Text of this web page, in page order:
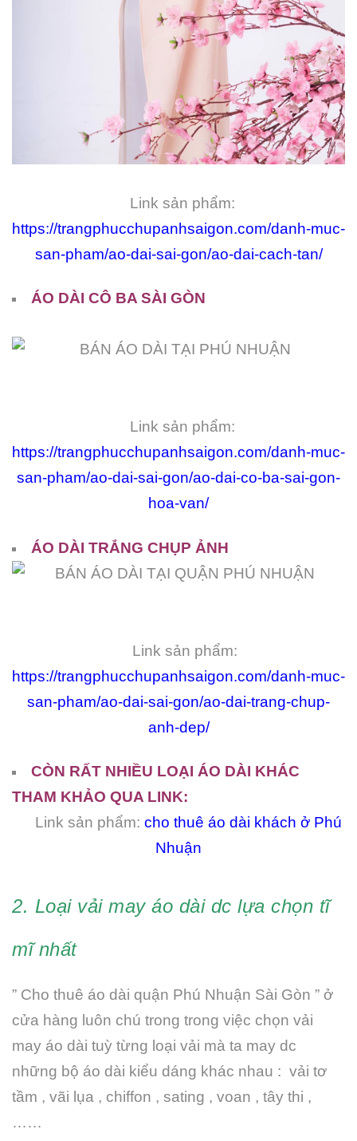
Link sản phẩm:
https://trangphucchupanhsaigon.com/danh-muc-
san-pham/ao-dai-sai-gon/ao-dai-cach-tan/
ÁO DÀI CÔ BA SÀI GÒN
Link sản phẩm:
https://trangphucchupanhsaigon.com/danh-muc-
san-pham/ao-dai-sai-gon/ao-dai-co-ba-sai-gon-
hoa-van/
ÁO DÀI TRẮNG CHỤP ẢNH
Link sản phẩm:
https://trangphucchupanhsaigon.com/danh-muc-
san-pham/ao-dai-sai-gon/ao-dai-trang-chup-
anh-dep/
CÒN RẤT NHIỀU LOẠI ÁO DÀI KHÁC
THAM KHẢO QUA LINK:
Link sản phẩm: cho thuê áo dài khách ở Phú
Nhuận
2. Loại vải may áo dài dc lựa chọn tĩ
mĩ nhất
” Cho thuê áo dài quận Phú Nhuận Sài Gòn ” ở
cửa hàng luôn chú trong trong việc chọn vải
may áo dài tuỳ từng loại vải mà ta may dc
những bộ áo dài kiểu dáng khác nhau : vải tơ
tầm , vãi lụa , chiffon , sating , voan , tây thi ,
……